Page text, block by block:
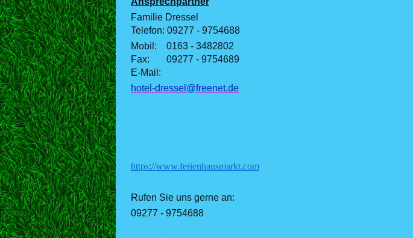
Familie Dressel
Telefon: 09277 - 9754688
Mobil: 0163 - 3482802
Fax: 09277 - 9754689
E-Mail:
hotel-dressel@freenet.de
https://www.ferienhausmarkt.com
Rufen Sie uns gerne an:
09277 - 9754688